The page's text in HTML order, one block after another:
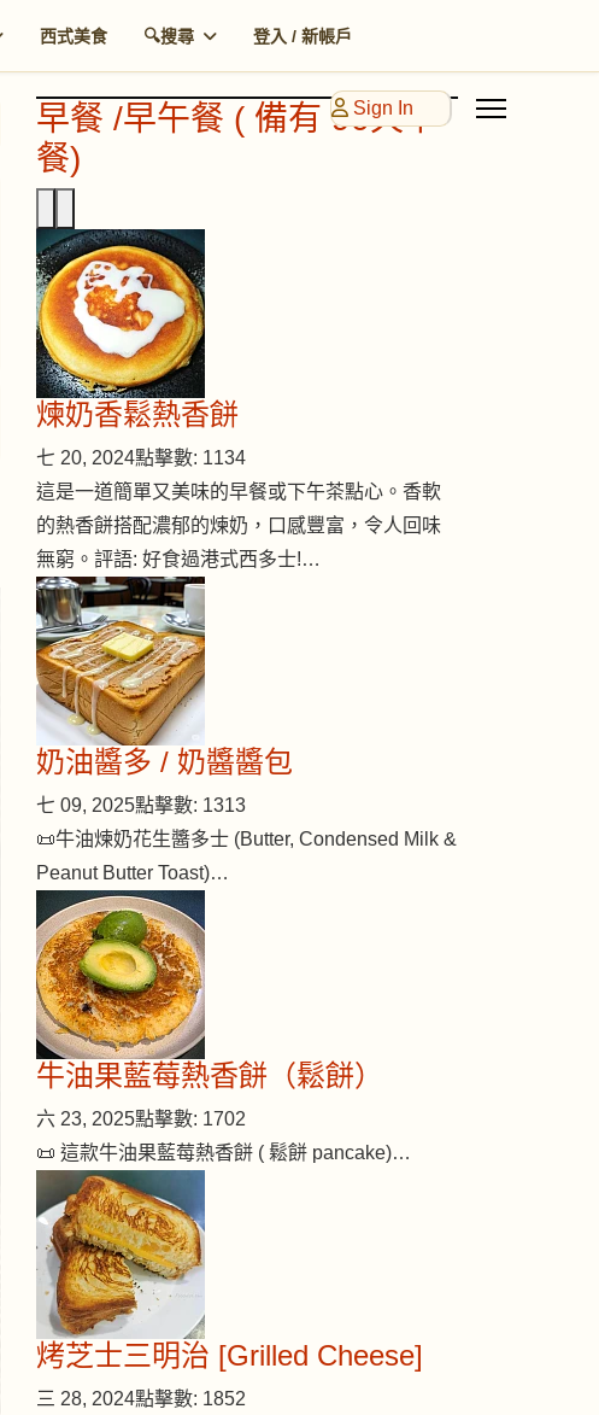
西式美食 🔍搜尋 登入 / 新帳戶
Sign In
早餐 /早午餐 ( 備有 90天早
餐)
煉奶香鬆熱香餅
七 20, 2024點擊數: 1134
這是一道簡單又美味的早餐或下午茶點心。香軟
的熱香餅搭配濃郁的煉奶，口感豐富，令人回味
無窮。評語: 好食過港式西多士!…
奶油醬多 / 奶醬醬包
七 09, 2025點擊數: 1313
📜牛油煉奶花生醬多士 (Butter, Condensed Milk &
Peanut Butter Toast)…
牛油果藍莓熱香餅（鬆餅）
六 23, 2025點擊數: 1702
📜 這款牛油果藍莓熱香餅 ( 鬆餅 pancake)…
烤芝士三明治 [Grilled Cheese]
三 28, 2024點擊數: 1852